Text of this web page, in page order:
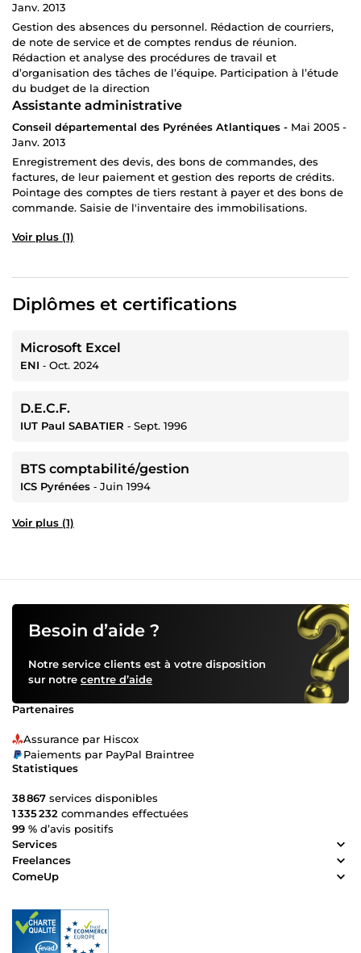
Janv. 2013
Gestion des absences du personnel. Rédaction de courriers,
de note de service et de comptes rendus de réunion.
Rédaction et analyse des procédures de travail et
d’organisation des tâches de l’équipe. Participation à l’étude
du budget de la direction
Assistante administrative
Conseil départemental des Pyrénées Atlantiques - Mai 2005 -
Janv. 2013
Enregistrement des devis, des bons de commandes, des
factures, de leur paiement et gestion des reports de crédits.
Pointage des comptes de tiers restant à payer et des bons de
commande. Saisie de l'inventaire des immobilisations.
Voir plus (1)
Diplômes et certifications
Microsoft Excel
ENI ‐ Oct. 2024
D.E.C.F.
IUT Paul SABATIER ‐ Sept. 1996
BTS comptabilité/gestion
ICS Pyrénées ‐ Juin 1994
Voir plus (1)
Besoin d’aide ?
Notre service clients est à votre disposition
sur notre centre d’aide
Partenaires
Assurance par Hiscox
Paiements par PayPal Braintree
Statistiques
38 867 services disponibles
1 335 232 commandes effectuées
99 % d’avis positifs
Services
Freelances
ComeUp